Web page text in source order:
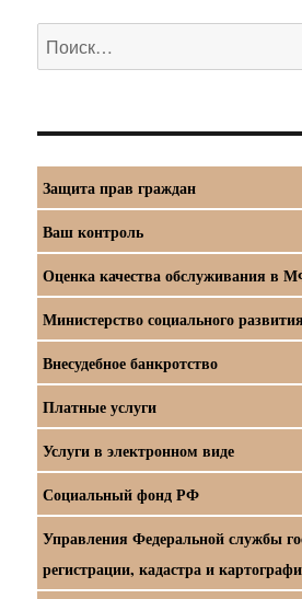
Искать:
Защита прав граждан
Ваш контроль
Оценка качества обслуживания в
Министерство социального развития
Внесудебное банкротство
Платные услуги
Услуги в электронном виде
Социальный фонд РФ
Управления Федеральной службы
регистрации, кадастра и